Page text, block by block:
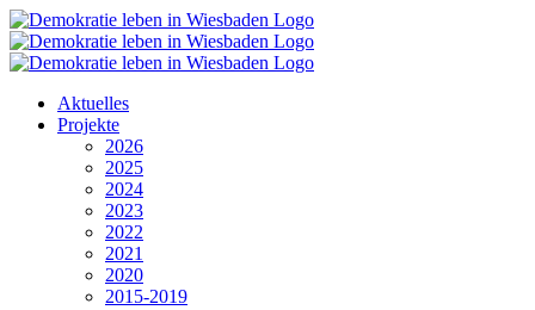
Zum
Inhalt
springen
Aktuelles
Projekte
2026
2025
2024
2023
2022
2021
2020
2015-2019